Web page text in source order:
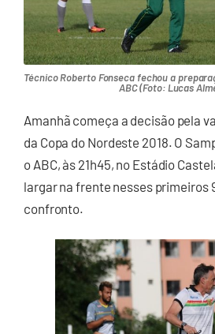
Técnico Roberto Fonseca fechou a
ABC (Foto: Lucas
Amanhã começa a decisão pela
da Copa do Nordeste 2018. O
o ABC, às 21h45, no Estádio
largar na frente nesses primeiros
confronto.